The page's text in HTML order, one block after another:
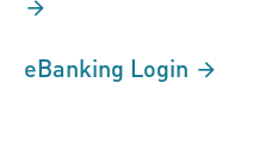
eBanking Login